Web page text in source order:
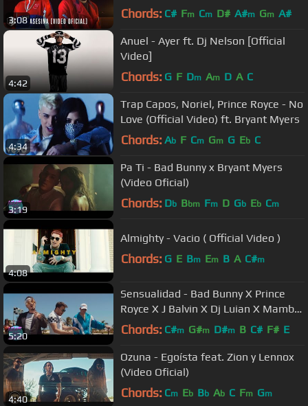
3:08 Chords: C# Fm Cm D# A#m Gm A#
4:42
Anuel - Ayer ft. Dj Nelson [Official
Video]
Chords: G F Dm Am D A C
4:34
Trap Capos, Noriel, Prince Royce - No
Love (Official Video) ft. Bryant Myers
Chords: Ab F Cm Gm G Eb C
3:19
Pa Ti - Bad Bunny x Bryant Myers
(Video Oficial)
Chords: Db Bbm Fm D Gb Eb Cm
4:08
Almighty - Vacio ( Official Video )
Chords: G E Bm Em B A C#m
5:20
Sensualidad - Bad Bunny X Prince
Royce X J Balvin X Dj Luian X Mambo
Kingz
Chords: C#m G#m D#m B C# F# E
4:40
Ozuna - Egoísta feat. Zion y Lennox
(Video Oficial)
Chords: Cm Eb Bb Ab C Fm Gm